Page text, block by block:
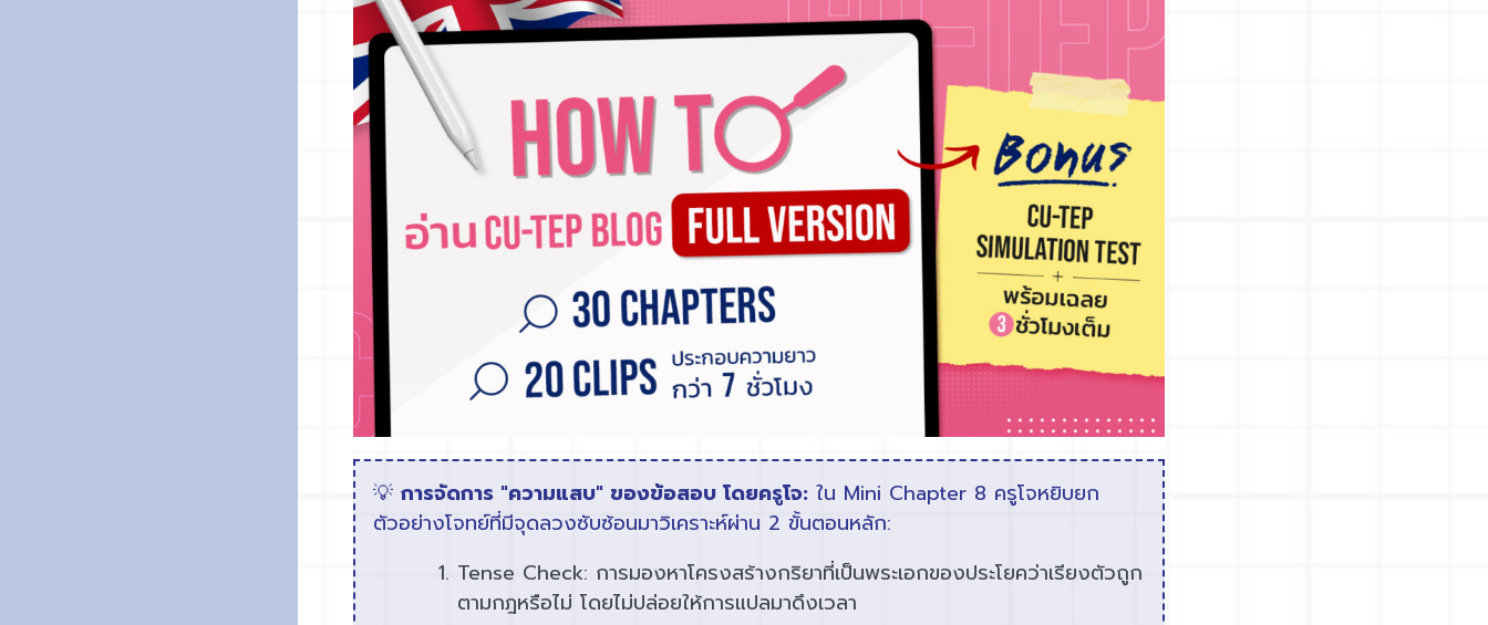
💡 การจัดการ "ความแสบ" ของข้อสอบ โดยครูโจ:ใน Mini Chapter 8 ครูโจหยิบยก
ตัวอย่างโจทย์ที่มีจุดลวงซับซ้อนมาวิเคราะห์ผ่าน 2 ขั้นตอนหลัก:
Tense Check: การมองหาโครงสร้างกริยาที่เป็นพระเอกของประโยคว่าเรียงตัวถูก
ตามกฎหรือไม่ โดยไม่ปล่อยให้การแปลมาดึงเวลา